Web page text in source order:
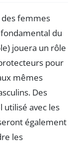
femmes
du
jouera un rôle
pour
mêmes
Des
utilisé avec les
également
les